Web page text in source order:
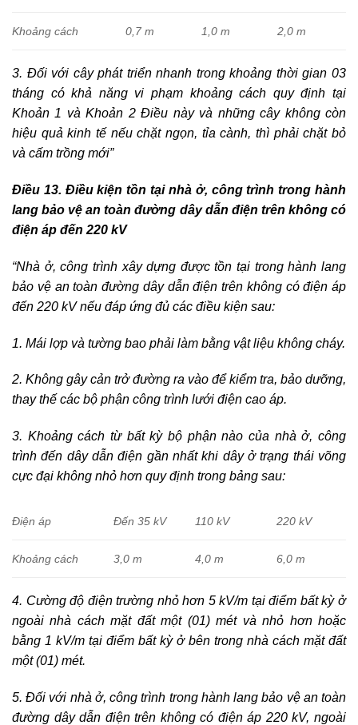
Khoảng cách 0,7 m 1,0 m 2,0 m
3. Đối với cây phát triển nhanh trong khoảng thời gian 03
tháng có khả năng vi phạm khoảng cách quy định tại
Khoản 1 và Khoản 2 Điều này và những cây không còn
hiệu quả kinh tế nếu chặt ngọn, tỉa cành, thì phải chặt bỏ
và cấm trồng mới”
Điều 13. Điều kiện tồn tại nhà ở, công trình trong hành
lang bảo vệ an toàn đường dây dẫn điện trên không có
điện áp đến 220 kV
“Nhà ở, công trình xây dựng được tồn tại trong hành lang
bảo vệ an toàn đường dây dẫn điện trên không có điện áp
đến 220 kV nếu đáp ứng đủ các điều kiện sau:
1. Mái lợp và tường bao phải làm bằng vật liệu không cháy.
2. Không gây cản trở đường ra vào để kiểm tra, bảo dưỡng,
thay thế các bộ phận công trình lưới điện cao áp.
3. Khoảng cách từ bất kỳ bộ phận nào của nhà ở, công
trình đến dây dẫn điện gần nhất khi dây ở trạng thái võng
cực đại không nhỏ hơn quy định trong bảng sau:
Điện áp Đến 35 kV 110 kV 220 kV
Khoảng cách 3,0 m 4,0 m 6,0 m
4. Cường độ điện trường nhỏ hơn 5 kV/m tại điểm bất kỳ ở
ngoài nhà cách mặt đất một (01) mét và nhỏ hơn hoặc
bằng 1 kV/m tại điểm bất kỳ ở bên trong nhà cách mặt đất
một (01) mét.
5. Đối với nhà ở, công trình trong hành lang bảo vệ an toàn
đường dây dẫn điện trên không có điện áp 220 kV, ngoài